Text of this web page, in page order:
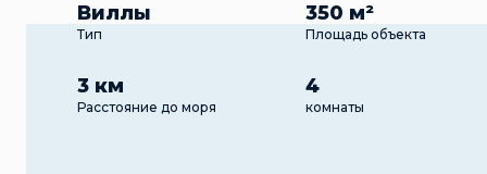
Виллы
Тип
350 м²
Площадь объекта
3 км
Расстояние до моря
4
комнаты